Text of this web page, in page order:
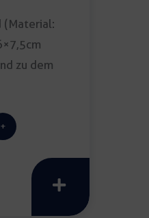
(Material:
zu dem